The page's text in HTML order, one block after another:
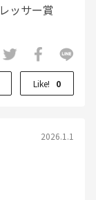
ッサー賞
Like! 0
2026.1.1